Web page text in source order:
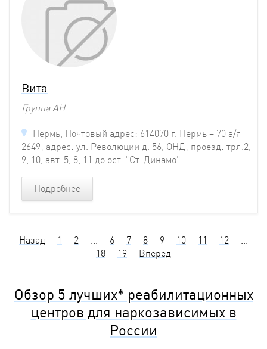
Вита
Группа АН
Пермь, Почтовый адрес: 614070 г. Пермь – 70 а/я
2649; адрес: ул. Революции д. 56, ОНД; проезд: трл.2,
9, 10, авт. 5, 8, 11 до ост. "Ст. Динамо"
Подробнее
Назад 1 2 ... 6 7 8 9 10 11 12
...
18
19 Вперед
Обзор 5 лучших* реабилитационных
центров для наркозависимых в
России